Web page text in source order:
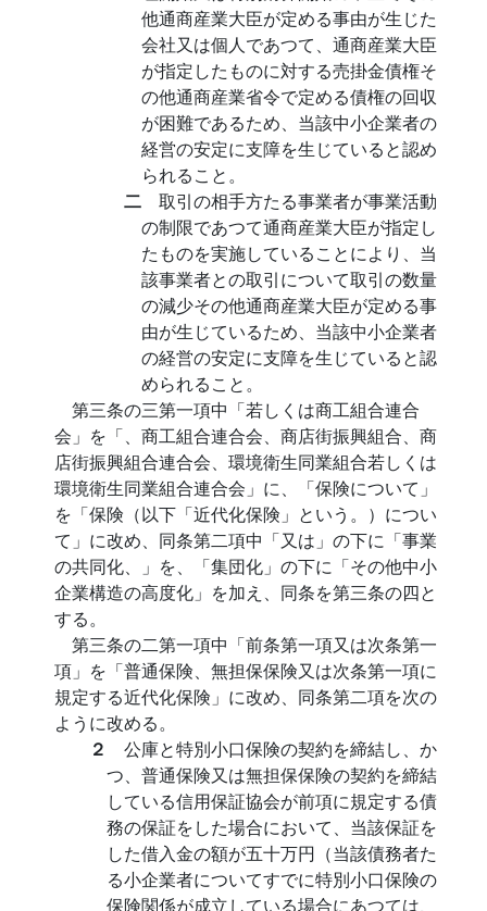
他通商産業大臣が定める事由が生じた
会社又は個人であつて、通商産業大臣
が指定したものに対する売掛金債権そ
の他通商産業省令で定める債権の回収
が困難であるため、当該中小企業者の
経営の安定に支障を生じていると認め
られること。
二 取引の相手方たる事業者が事業活動
の制限であつて通商産業大臣が指定し
たものを実施していることにより、当
該事業者との取引について取引の数量
の減少その他通商産業大臣が定める事
由が生じているため、当該中小企業者
の経営の安定に支障を生じていると認
められること。
第三条の三第一項中「若しくは商工組合連合
会」を「、商工組合連合会、商店街振興組合、商
店街振興組合連合会、環境衛生同業組合若しくは
環境衛生同業組合連合会」に、「保険について」
を「保険（以下「近代化保険」という。）につい
て」に改め、同条第二項中「又は」の下に「事業
の共同化、」を、「集団化」の下に「その他中小
企業構造の高度化」を加え、同条を第三条の四と
する。
第三条の二第一項中「前条第一項又は次条第一
項」を「普通保険、無担保保険又は次条第一項に
規定する近代化保険」に改め、同条第二項を次の
ように改める。
２ 公庫と特別小口保険の契約を締結し、か
つ、普通保険又は無担保保険の契約を締結
している信用保証協会が前項に規定する債
務の保証をした場合において、当該保証を
した借入金の額が五十万円（当該債務者た
る小企業者についてすでに特別小口保険の
保険関係が成立している場合にあつては、